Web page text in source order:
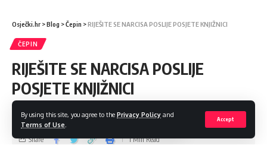
By using this site, you agree to the Privacy Policy and
Terms of Use
Accept
Osječki.hr >Blog >Čepin >RIJEŠITE SE NARCISA POSLIJE POSJETE KNJIŽNICI
ČEPIN
RIJEŠITE SE NARCISA POSLIJE
POSJETE KNJIŽNICI
Promocija knjige “Ja, pa ja i opet ja!” Josipe Pavičić
Share 1 Min Read